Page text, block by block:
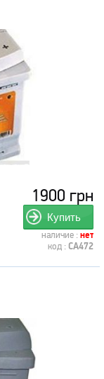
1900 грн
Купить
наличие : нет
код : CA472